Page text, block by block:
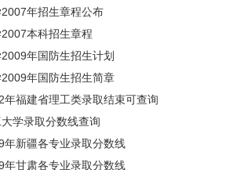
年招生章程公布
本科招生章程
年国防生招生计划
年国防生招生简章
年福建省理工类录取结束可查询
学录取分数线查询
年新疆各专业录取分数线
年甘肃各专业录取分数线